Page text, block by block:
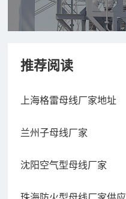
推荐阅读
上海格雷母线厂家地址
兰州子母线厂家
沈阳空气型母线厂家